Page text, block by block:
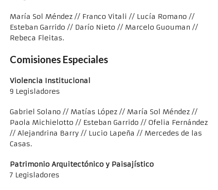
María Sol Méndez // Franco Vitali // Lucía Romano //
Esteban Garrido // Darío Nieto // Marcelo Guouman //
Rebeca Fleitas.
Comisiones Especiales
Violencia Institucional
9 Legisladores
Gabriel Solano // Matías López // María Sol Méndez //
Paola Michielotto // Esteban Garrido // Ofelia Fernández
// Alejandrina Barry // Lucio Lapeña // Mercedes de las
Casas.
Patrimonio Arquitectónico y Paisajístico
7 Legisladores